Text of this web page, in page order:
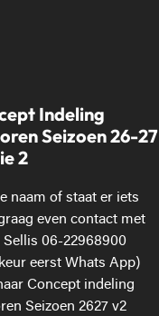
Indeling
Seizoen 26-27
2
naam of staat er iets
even contact met
Sellis 06-22968900
eerst Whats App)
Concept indeling
Seizoen 2627 v2